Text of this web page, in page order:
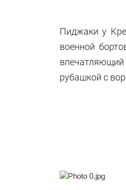
Пиджаки у
военной
рубашкой с